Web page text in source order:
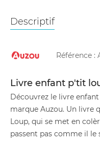
Descriptif
Référence :
Livre enfant p'tit
Découvrez le livre
marque Auzou. Un livre
Loup, qui se met en
passent pas comme il le